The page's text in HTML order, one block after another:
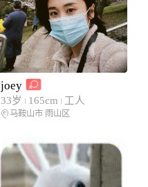
joey
33岁 165cm 工人
马鞍山市 雨山区